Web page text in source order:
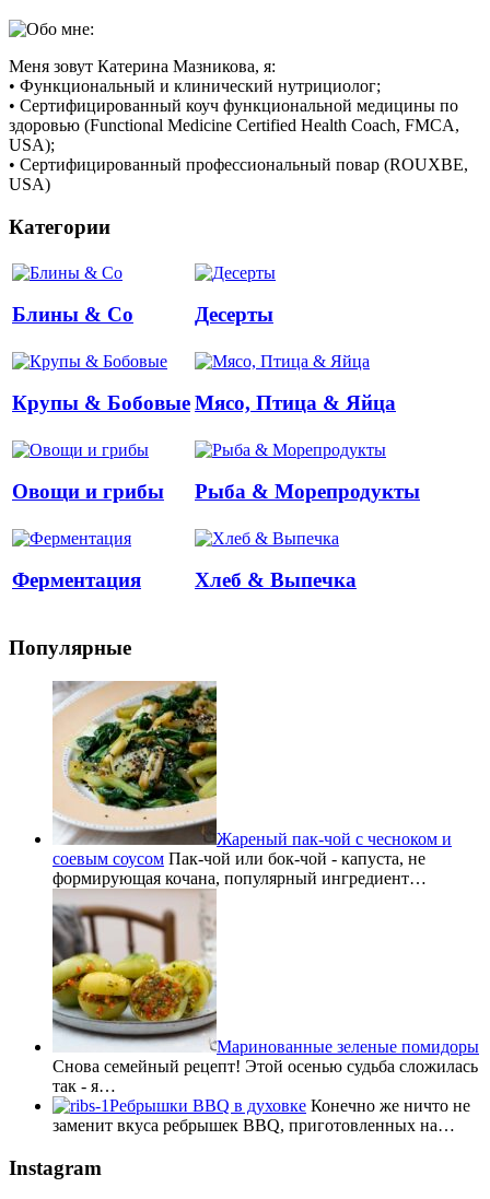
Меня зовут Катерина Мазникова, я:
• Функциональный и клинический нутрициолог;
• Сертифицированный коуч функциональной медицины по
здоровью (Functional Medicine Certified Health Coach, FMCA,
USA);
• Сертифицированный профессиональный повар (ROUXBE,
USA)
Категории
Блины & Co Десерты
Крупы & БобовыеМясо, Птица & Яйца
Овощи и грибы Рыба & Mорепродукты
Ферментация Хлеб & Выпечка
Популярные
Жареный пак-чой с чесноком и
соевым соусом Пак-чой или бок-чой - капуста, не
формирующая кочана, популярный ингредиент…
Маринованные зеленые помидоры
Снова семейный рецепт! Этой осенью судьба сложилась
так - я…
Ребрышки BBQ в духовке Конечно же ничто не
заменит вкуса ребрышек BBQ, приготовленных на…
Instagram